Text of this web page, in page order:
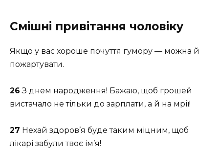
Смішні привітання чоловіку
Якщо у вас хороше почуття гумору — можна й
пожартувати.
26 З днем народження! Бажаю, щоб грошей
вистачало не тільки до зарплати, а й на мрії!
27 Нехай здоров’я буде таким міцним, щоб
лікарі забули твоє ім’я!